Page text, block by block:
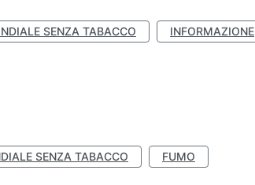
SENZA TABACCO INFORMAZIONE
SENZA TABACCO FUMO